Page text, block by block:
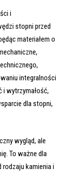
i
stopni przed
materiałem o
integralności
wytrzymałość,
dla stopni,
wygląd, ale
To ważne dla
kamienia i